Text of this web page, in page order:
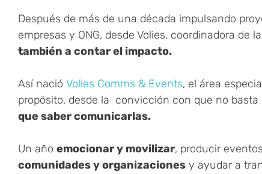
Después de más de una década impulsando
empresas y ONG, desde Volies, coordinadora de
también a contar el impacto.
Así nació Volies Comms & Events, el área
propósito, desde la convicción con que no
que saber comunicarlas.
Un año emocionar y movilizar, producir
comunidades y organizaciones y ayudar a